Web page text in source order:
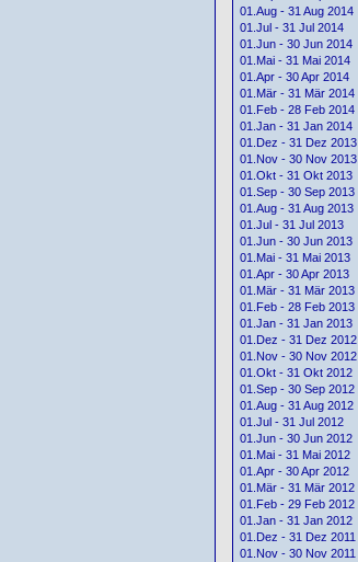
01.Aug - 31 Aug 2014
01.Jul - 31 Jul 2014
01.Jun - 30 Jun 2014
01.Mai - 31 Mai 2014
01.Apr - 30 Apr 2014
01.Mär - 31 Mär 2014
01.Feb - 28 Feb 2014
01.Jan - 31 Jan 2014
01.Dez - 31 Dez 2013
01.Nov - 30 Nov 2013
01.Okt - 31 Okt 2013
01.Sep - 30 Sep 2013
01.Aug - 31 Aug 2013
01.Jul - 31 Jul 2013
01.Jun - 30 Jun 2013
01.Mai - 31 Mai 2013
01.Apr - 30 Apr 2013
01.Mär - 31 Mär 2013
01.Feb - 28 Feb 2013
01.Jan - 31 Jan 2013
01.Dez - 31 Dez 2012
01.Nov - 30 Nov 2012
01.Okt - 31 Okt 2012
01.Sep - 30 Sep 2012
01.Aug - 31 Aug 2012
01.Jul - 31 Jul 2012
01.Jun - 30 Jun 2012
01.Mai - 31 Mai 2012
01.Apr - 30 Apr 2012
01.Mär - 31 Mär 2012
01.Feb - 29 Feb 2012
01.Jan - 31 Jan 2012
01.Dez - 31 Dez 2011
01.Nov - 30 Nov 2011